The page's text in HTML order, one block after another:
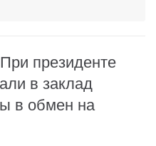
президенте
в заклад
в обмен на